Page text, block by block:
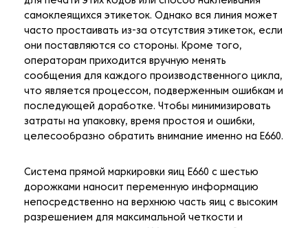
самоклеящихся этикеток. Однако вся линия может
часто простаивать из-за отсутствия этикеток, если
они поставляются со стороны. Кроме того,
операторам приходится вручную менять
сообщения для каждого производственного цикла,
что является процессом, подверженным ошибкам и
последующей доработке. Чтобы минимизировать
затраты на упаковку, время простоя и ошибки,
целесообразно обратить внимание именно на E660.
Система прямой маркировки яиц E660 с шестью
дорожками наносит переменную информацию
непосредственно на верхнюю часть яиц с высоким
разрешением для максимальной четкости и